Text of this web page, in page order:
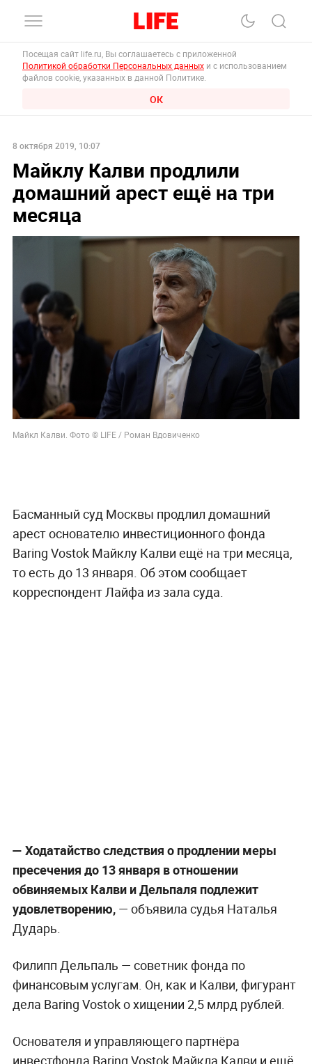
Посещая сайт life.ru, Вы соглашаетесь с приложенной
Политикой обработки Персональных данных и с использованием
файлов cookie, указанных в данной Политике.
ОК
8 октября 2019, 10:07
Майклу Калви продлили
домашний арест ещё на три
месяца
Майкл Калви. Фото © LIFE / Роман Вдовиченко
Басманный суд Москвы продлил домашний
арест основателю инвестиционного фонда
Baring Vostok Майклу Калви ещё на три месяца,
то есть до 13 января. Об этом сообщает
корреспондент Лайфа из зала суда.
— Ходатайство следствия о продлении меры
пресечения до 13 января в отношении
обвиняемых Калви и Дельпаля подлежит
удовлетворению, — объявила судья Наталья
Дударь.
Филипп Дельпаль — советник фонда по
финансовым услугам. Он, как и Калви, фигурант
дела Baring Vostok о хищении 2,5 млрд рублей.
Основателя и управляющего партнёра
инвестфонда Baring Vostok Майкла Калви и ещё